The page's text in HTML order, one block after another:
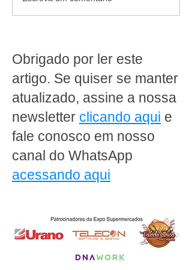
da sua padaria
Obrigado por ler este
artigo. Se quiser se manter
atualizado, assine a nossa
newsletter clicando aqui e
fale conosco em nosso
canal do WhatsApp
acessando aqui